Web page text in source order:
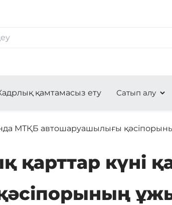
қамтамасыз ету Сатып алу
МТҚБ автошаруашылығы
қарттар күні